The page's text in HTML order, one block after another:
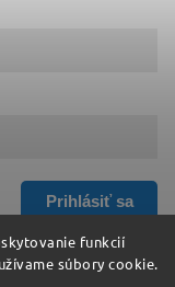
funkcií
súbory cookie.
Prihlásiť sa